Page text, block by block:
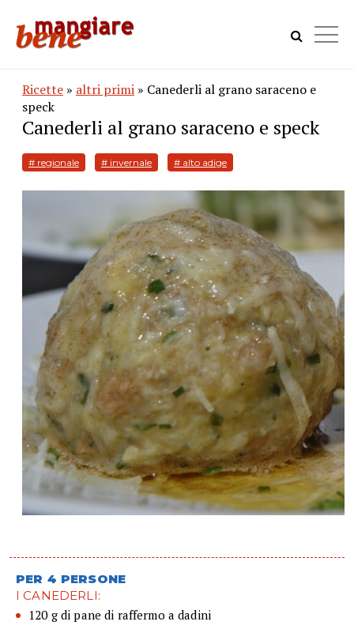
Ricette » altri primi » Canederli al grano saraceno e
speck
Canederli al grano saraceno e speck
# regionale # invernale # alto adige
PER 4 PERSONE
I CANEDERLI:
120 g di pane di raffermo a dadini